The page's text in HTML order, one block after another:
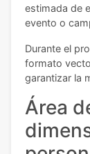
estimada de
evento o
Durante el
formato
garantizar la
Área